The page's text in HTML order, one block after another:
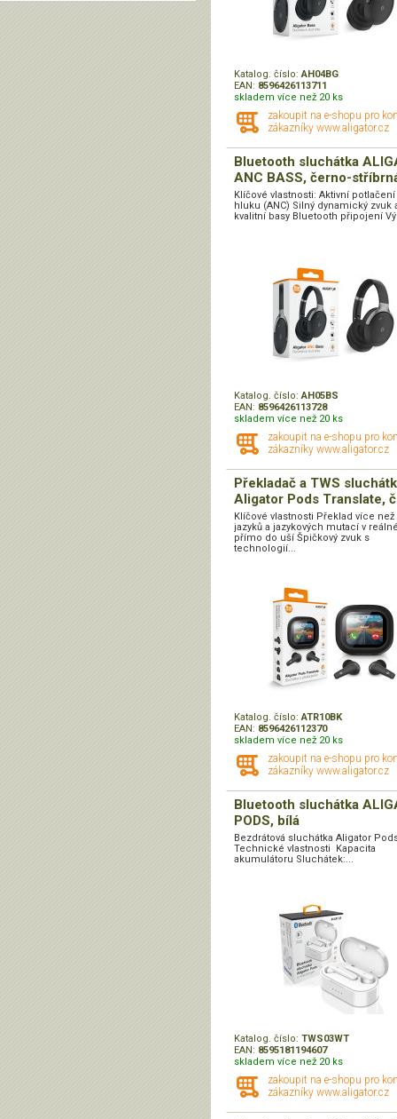
Katalog. číslo:AH04BG
EAN: 8596426113711
skladem více než 20 ks
zakoupit na e-shopu pro
zákazníky www.aligator.cz
Bluetooth sluchátka
ANC BASS, černo-
Klíčové vlastnosti: Aktivní potlačení
hluku (ANC) Silný dynamický zvuk
kvalitní basy Bluetooth připojení
Katalog. číslo:AH05BS
EAN: 8596426113728
skladem více než 20 ks
zakoupit na e-shopu pro
zákazníky www.aligator.cz
Překladač a TWS
Aligator Pods Translate,
Klíčové vlastnosti Překlad více než
jazyků a jazykových mutací v
přímo do uší Špičkový zvuk s
technologií...
Katalog. číslo:ATR10BK
EAN: 8596426112370
skladem více než 20 ks
zakoupit na e-shopu pro
zákazníky www.aligator.cz
Bluetooth sluchátka
PODS, bílá
Bezdrátová sluchátka Aligator
Technické vlastnosti Kapacita
akumulátoru Sluchátek:...
Katalog. číslo: TWS03WT
EAN: 8595181194607
skladem více než 20 ks
zakoupit na e-shopu pro
zákazníky www.aligator.cz